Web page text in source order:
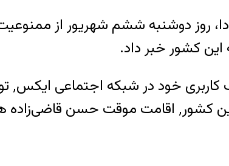
این کشور خبر داد.
۳۶ ماه ممنوع می‌کند.